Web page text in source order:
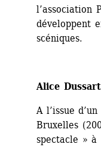
l’association
développent
scéniques.
Alice
A l’issue
Bruxelles
spectacle » à